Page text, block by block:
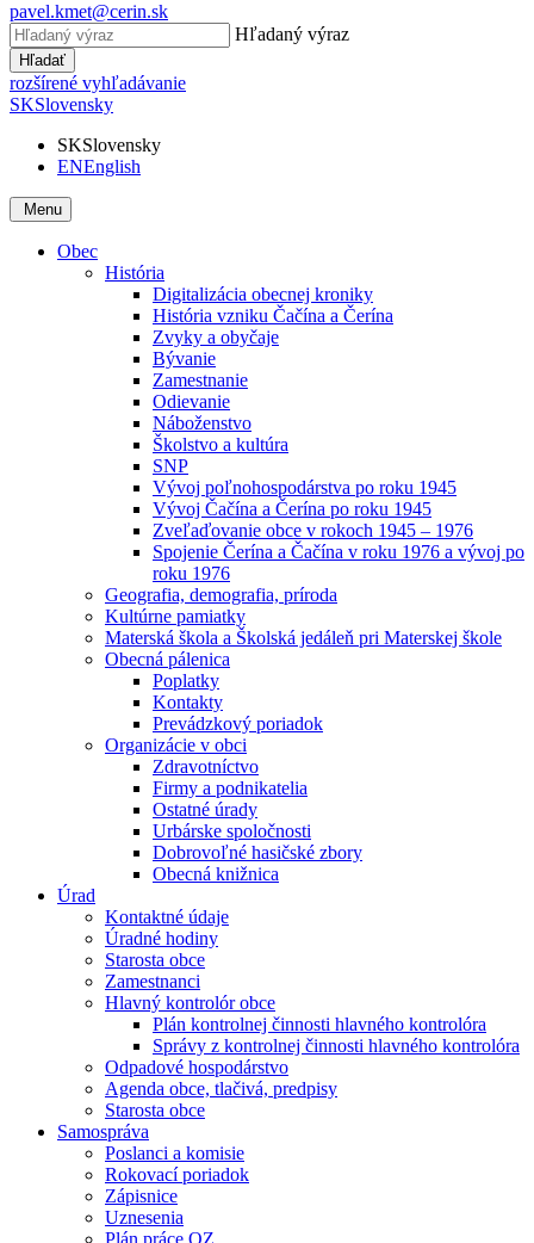
pavel.kmet@cerin.sk
Hľadaný výraz
Hľadať
rozšírené vyhľadávanie
SKSlovensky
SKSlovensky
ENEnglish
Menu
Obec
História
Digitalizácia obecnej kroniky
História vzniku Čačína a Čerína
Zvyky a obyčaje
Bývanie
Zamestnanie
Odievanie
Náboženstvo
Školstvo a kultúra
SNP
Vývoj poľnohospodárstva po roku 1945
Vývoj Čačína a Čerína po roku 1945
Zveľaďovanie obce v rokoch 1945 – 1976
Spojenie Čerína a Čačína v roku 1976 a vývoj po
roku 1976
Geografia, demografia, príroda
Kultúrne pamiatky
Materská škola a Školská jedáleň pri Materskej škole
Obecná pálenica
Poplatky
Kontakty
Prevádzkový poriadok
Organizácie v obci
Zdravotníctvo
Firmy a podnikatelia
Ostatné úrady
Urbárske spoločnosti
Dobrovoľné hasičské zbory
Obecná knižnica
Úrad
Kontaktné údaje
Úradné hodiny
Starosta obce
Zamestnanci
Hlavný kontrolór obce
Plán kontrolnej činnosti hlavného kontrolóra
Správy z kontrolnej činnosti hlavného kontrolóra
Odpadové hospodárstvo
Agenda obce, tlačivá, predpisy
Starosta obce
Samospráva
Poslanci a komisie
Rokovací poriadok
Zápisnice
Uznesenia
Plán práce OZ